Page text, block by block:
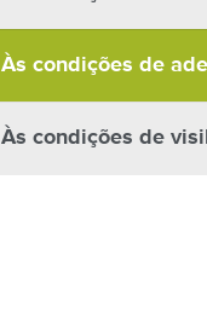
Às condições de
Às condições de